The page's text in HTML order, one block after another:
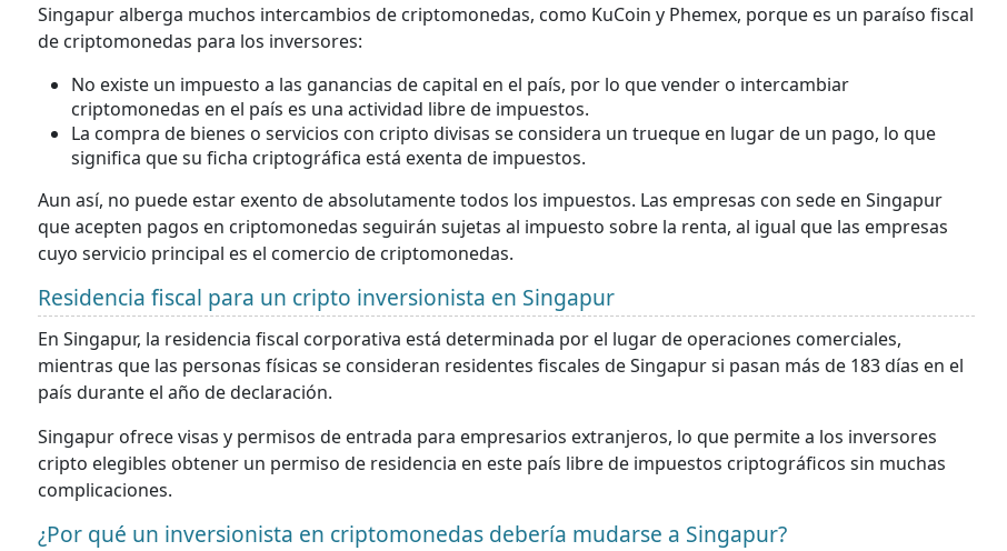
Singapur alberga muchos intercambios de criptomonedas, como KuCoin y Phemex, porque es un paraíso fiscal
de criptomonedas para los inversores:
No existe un impuesto a las ganancias de capital en el país, por lo que vender o intercambiar
criptomonedas en el país es una actividad libre de impuestos.
La compra de bienes o servicios con cripto divisas se considera un trueque en lugar de un pago, lo que
significa que su ficha criptográfica está exenta de impuestos.
Aun así, no puede estar exento de absolutamente todos los impuestos. Las empresas con sede en Singapur
que acepten pagos en criptomonedas seguirán sujetas al impuesto sobre la renta, al igual que las empresas
cuyo servicio principal es el comercio de criptomonedas.
Residencia fiscal para un cripto inversionista en Singapur
En Singapur, la residencia fiscal corporativa está determinada por el lugar de operaciones comerciales,
mientras que las personas físicas se consideran residentes fiscales de Singapur si pasan más de 183 días en el
país durante el año de declaración.
Singapur ofrece visas y permisos de entrada para empresarios extranjeros, lo que permite a los inversores
cripto elegibles obtener un permiso de residencia en este país libre de impuestos criptográficos sin muchas
complicaciones.
¿Por qué un inversionista en criptomonedas debería mudarse a Singapur?